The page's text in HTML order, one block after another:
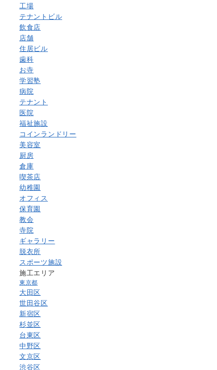
工場
テナントビル
飲食店
店舗
住居ビル
歯科
お寺
学習塾
病院
テナント
医院
福祉施設
コインランドリー
美容室
厨房
倉庫
喫茶店
幼稚園
オフィス
保育園
教会
寺院
ギャラリー
脱衣所
スポーツ施設
施工エリア
東京都
大田区
世田谷区
新宿区
杉並区
台東区
中野区
文京区
渋谷区